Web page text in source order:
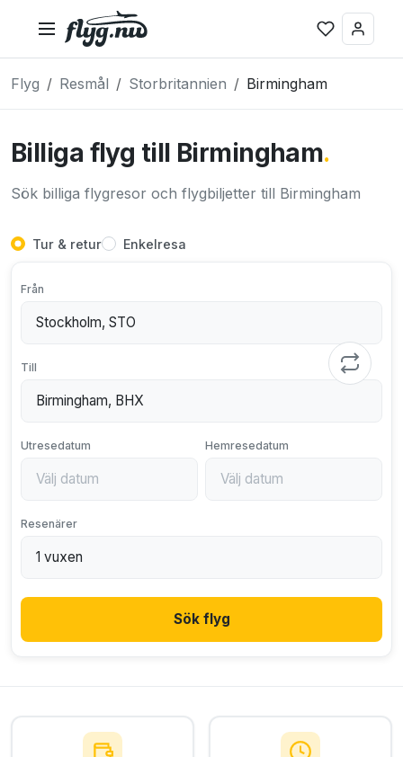
Flyg Resmål Storbritannien Birmingham
Billiga flyg till Birmingham.
Sök billiga flygresor och flygbiljetter till Birmingham
Tur & retur Enkelresa
Från
Till
Utresedatum Hemresedatum
Resenärer
Sök flyg